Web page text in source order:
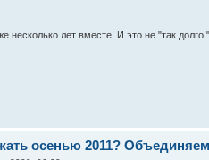
лет вместе! И это не "так
осенью 2011?